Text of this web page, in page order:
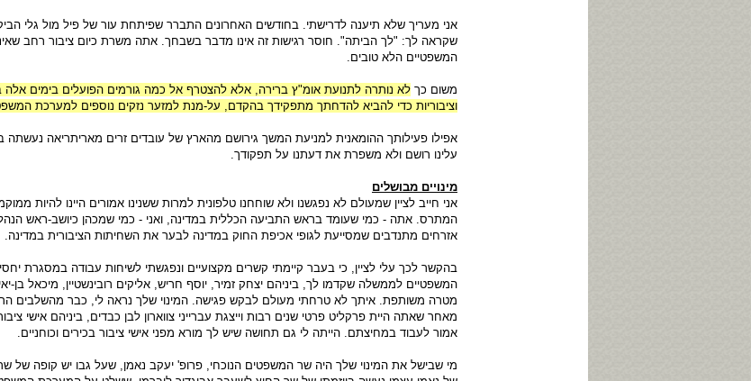
אני מעריך שלא תיענה לדרישתי. בחודשים האחרונים התברר שפיתחת עור של פיל מול גלי
שקראה לך: "לך הביתה". חוסר רגישות זה אינו מדבר בשבחך. אתה משרת כיום ציבור רחב
המשפטיים הלא טובים.
משום כך לא נותרה לתנועת אומ"ץ ברירה, אלא להצטרף אל כמה גורמים הפועלים בימים אלה
וציבוריות כדי להביא להדחתך מתפקידך בהקדם, על-מנת למזער נזקים נוספים למערכת
אפילו פעילותך ההומאנית למניעת המשך גירושם מהארץ של עובדים זרים מאריתריאה נעשתה
עלינו רושם ולא משפרת את דעתנו על תפקודך.
מינויים מבושלים
אני חייב לציין שמעולם לא נפגשנו ולא שוחחנו טלפונית למרות ששנינו אמורים היינו להיות
המתרס. אתה - כמי שעומד בראש התביעה הכללית במדינה, ואני - כמי שמכהן כיושב-ראש
אזרחים מתנדבים שמסייעת לגופי אכיפת החוק במדינה לבער את השחיתות הציבורית במדינה.
בהקשר לכך עלי לציין, כי בעבר קיימתי קשרים מקצועיים ונפגשתי לשיחות עבודה במסגרת יחסי
המשפטיים לממשלה שקדמו לך, ביניהם יצחק זמיר, יוסף חריש, אליקים רובינשטיין, מיכאל בן-
מטרה משותפת. איתך לא טרחתי מעולם לבקש פגישה. המינוי שלך נראה לי, כבר מהשלבים
מאחר שאתה היית פרקליט פרטי שנים רבות וייצגת עברייני צווארון לבן כבדים, ביניהם אישי
אמור לעבוד במחיצתם. הייתה לי גם תחושה שיש לך מורא מפני אישי ציבור בכירים וכוחניים.
מי שבישל את המינוי שלך היה שר המשפטים הנוכחי, פרופ' יעקב נאמן, שעל גבו יש קופה של